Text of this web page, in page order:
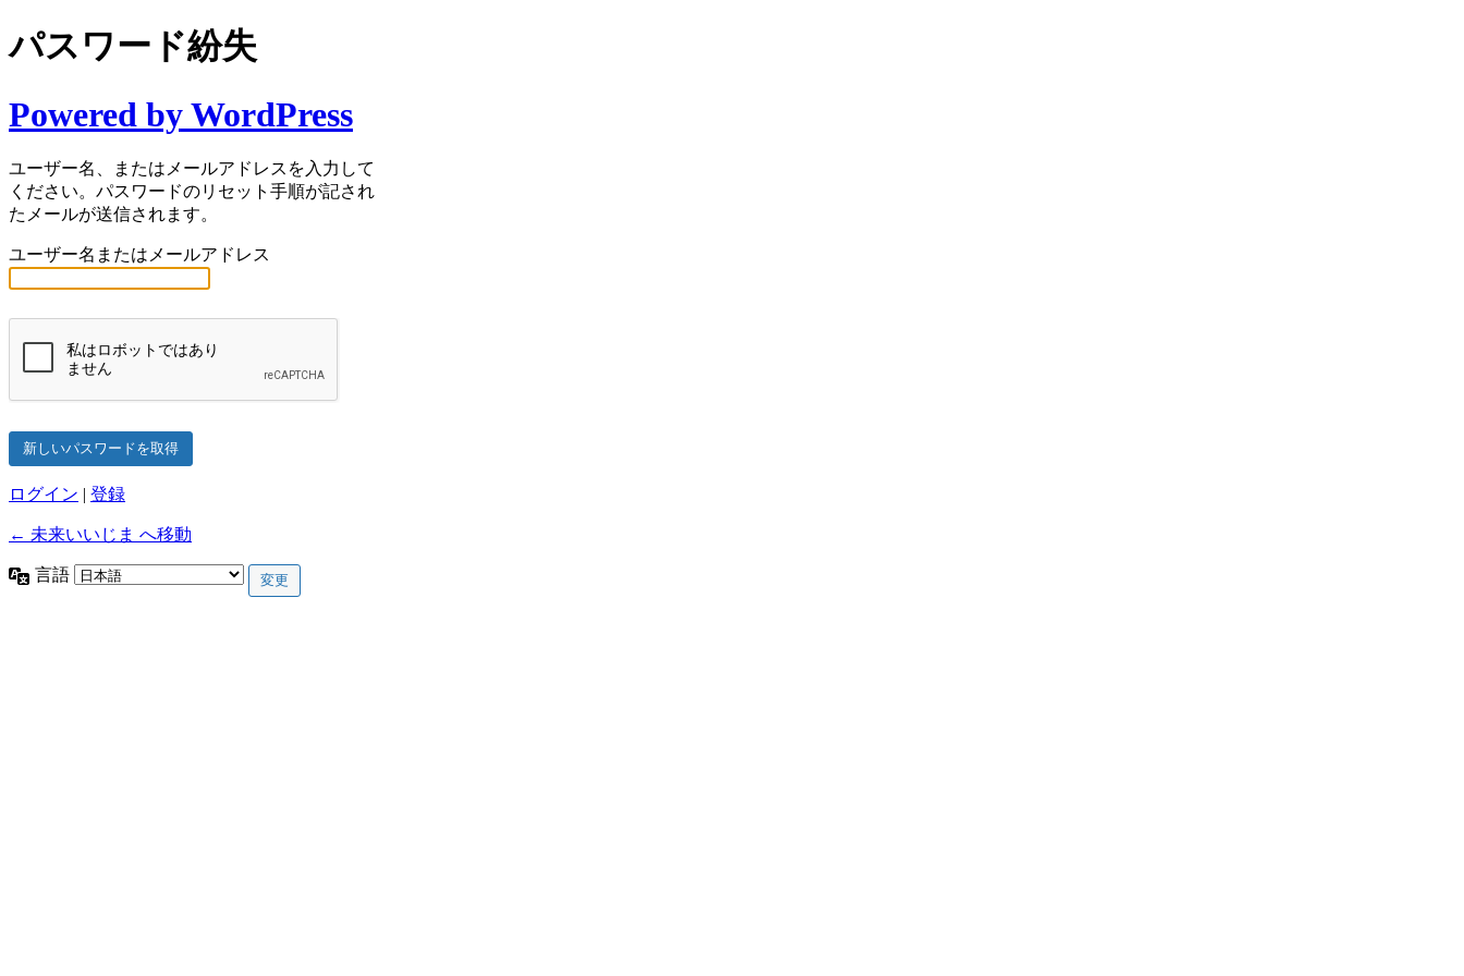
パスワード紛失
Powered by WordPress
ユーザー名、またはメールアドレスを入力して
ください。パスワードのリセット手順が記され
たメールが送信されます。
ユーザー名またはメールアドレス
ログイン | 登録
← 未来いいじま へ移動
言語